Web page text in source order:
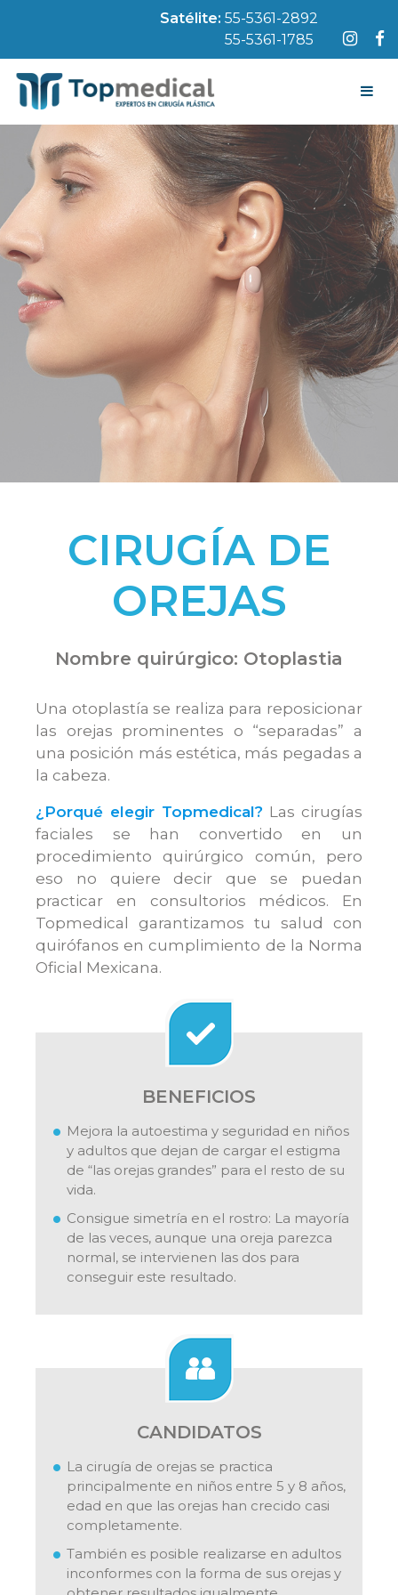
Satélite: 55-5361-2892
55-5361-1785
CIRUGÍA DE
OREJAS
Nombre quirúrgico: Otoplastia
Una otoplastía se realiza para reposicionar
las orejas prominentes o “separadas” a
una posición más estética, más pegadas a
la cabeza.
¿Porqué elegir Topmedical? Las cirugías
faciales se han convertido en un
procedimiento quirúrgico común, pero
eso no quiere decir que se puedan
practicar en consultorios médicos. En
Topmedical garantizamos tu salud con
quirófanos en cumplimiento de la Norma
Oficial Mexicana.
BENEFICIOS
Mejora la autoestima y seguridad en niños
y adultos que dejan de cargar el estigma
de “las orejas grandes” para el resto de su
vida.
Consigue simetría en el rostro: La mayoría
de las veces, aunque una oreja parezca
normal, se intervienen las dos para
conseguir este resultado.
CANDIDATOS
La cirugía de orejas se practica
principalmente en niños entre 5 y 8 años,
edad en que las orejas han crecido casi
completamente.
También es posible realizarse en adultos
inconformes con la forma de sus orejas y